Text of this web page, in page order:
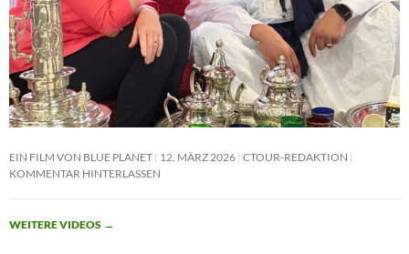
EIN FILM VON BLUE PLANET 12. MÄRZ 2026 CTOUR-REDAKTION
KOMMENTAR HINTERLASSEN
WEITERE VIDEOS →